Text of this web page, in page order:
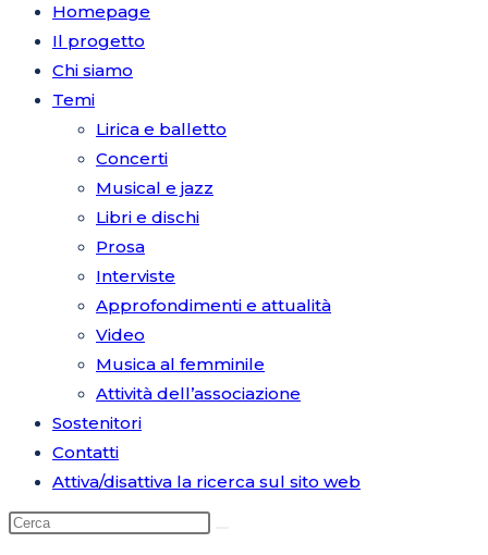
Homepage
Il progetto
Chi siamo
Temi
Lirica e balletto
Concerti
Musical e jazz
Libri e dischi
Prosa
Interviste
Approfondimenti e attualità
Video
Musica al femminile
Attività dell’associazione
Sostenitori
Contatti
Attiva/disattiva la ricerca sul sito web